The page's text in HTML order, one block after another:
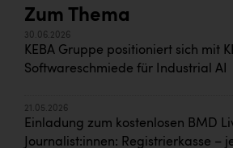
Zum Thema
30.06.2026
KEBA Gruppe positioniert sich mit
Softwareschmiede für Industrial AI
21.05.2026
Einladung zum kostenlosen BMD
Journalist:innen: Registrierkasse –